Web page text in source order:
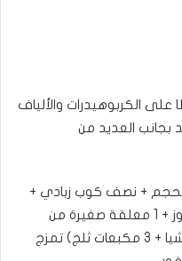
على الكربوهيدرات والألياف
بجانب العديد من
+ نصف كوب زبادي +
نصف كوب حليب لوز + نصف حبة موز + 1 معلقة صغيرة من
الكاكاو + 1 معلقة صغيرة من بذور الشيا + 3 مكبعات ثلج) تمزج